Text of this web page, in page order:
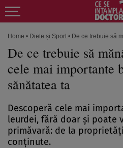
Home • Diete și Sport • De ce trebuie să
De ce trebuie să
cele mai importante
sănătatea ta
Descoperă cele mai
leurdei, fără doar și poate
primăvară: de la
conținute.